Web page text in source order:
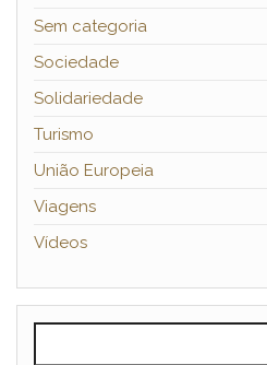
Sem categoria
Sociedade
Solidariedade
Turismo
União Europeia
Viagens
Vídeos